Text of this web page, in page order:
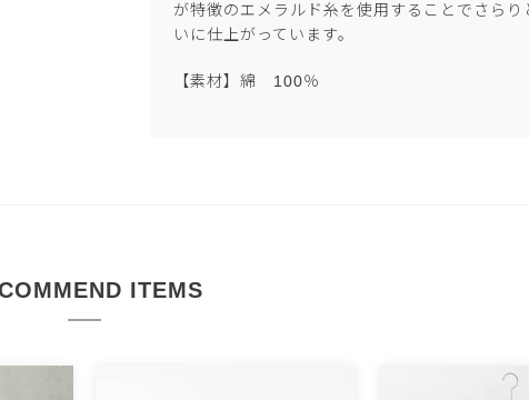
が特徴のエメラルド糸を使用することでさらり
いに仕上がっています。
【素材】綿 100％
ITEMS